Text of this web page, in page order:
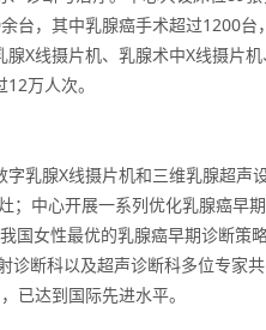
台，其中乳腺癌手术超过1200
X线摄片机、乳腺术中X线摄片
万人次。
乳腺X线摄片机和三维乳腺超声
中心开展一系列优化乳腺癌早
国女性最优的乳腺癌早期诊断策
断科以及超声诊断科多位专家
已达到国际先进水平。